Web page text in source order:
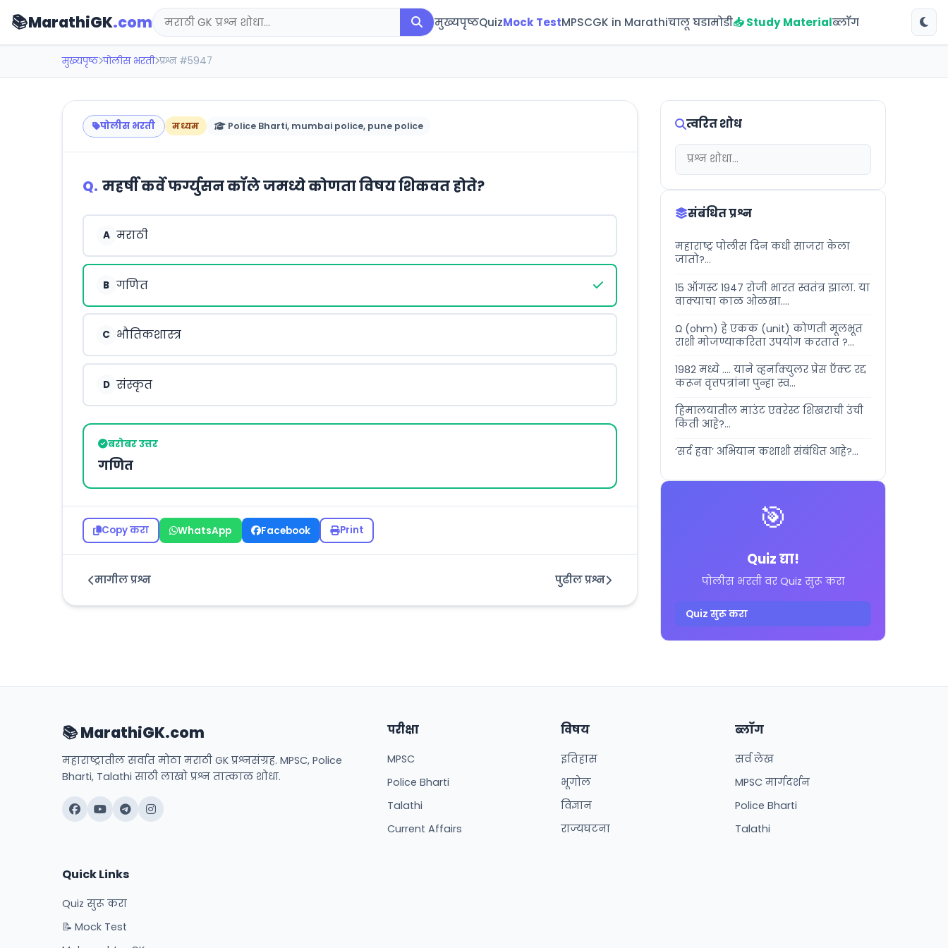
📚MarathiGK.com मुख्यपृष्ठQuizMock TestMPSCGK in Marathiचालू घडामोडी📥 Study Materialब्लॉग
मुख्यपृष्ठ पोलीस भरती प्रश्न #5947
पोलीस भरती मध्यम Police Bharti, mumbai police, pune police
Q. महर्षी कर्वे फर्ग्युसन कॉले जमध्ये कोणता विषय शिकवत होते?
A मराठी
B गणित
C भौतिकशास्त्र
D संस्कृत
बरोबर उत्तर
गणित
Copy करा WhatsApp Facebook Print
मागील प्रश्न पुढील प्रश्न
त्वरित शोध
संबंधित प्रश्न
महाराष्ट्र पोलीस दिन कधी साजरा केला
जातो?...
15 ऑगस्ट 1947 रोजी भारत स्वतंत्र झाला. या
वाक्याचा काळ ओळखा....
Ω (ohm) हे एकक (unit) कोणती मूलभूत
राशी मोजण्याकरिता उपयोग करतात ?...
1982 मध्ये .... याने व्हर्नाक्युलर प्रेस ऍक्ट रद्द
करून वृत्तपत्रांना पुन्हा स्व...
हिमालयातील माउंट एवरेस्ट शिखराची उंची
किती आहे?...
‘सर्द हवा’ अभियान कशाशी संबंधित आहे?...
🎯
Quiz द्या!
पोलीस भरती वर Quiz सुरू करा
Quiz सुरू करा
📚 MarathiGK.com
महाराष्ट्रातील सर्वात मोठा मराठी GK प्रश्नसंग्रह. MPSC, Police
Bharti, Talathi साठी लाखो प्रश्न तात्काळ शोधा.
परीक्षा
MPSC
Police Bharti
Talathi
Current Affairs
विषय
इतिहास
भूगोल
विज्ञान
राज्यघटना
ब्लॉग
सर्व लेख
MPSC मार्गदर्शन
Police Bharti
Talathi
Quick Links
Quiz सुरू करा
📝 Mock Test